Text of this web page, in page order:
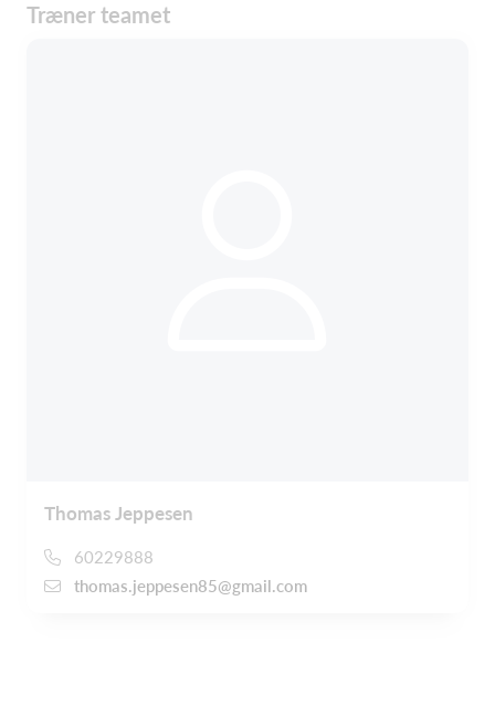
Træner teamet
Thomas Jeppesen
60229888
thomas.jeppesen85@gmail.com